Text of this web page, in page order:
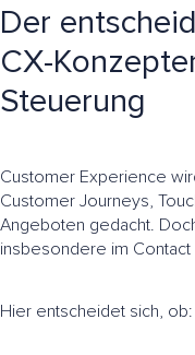
Der
CX-
Steuerung
Customer Experience
Customer Journeys,
Angeboten gedacht.
insbesondere im
Hier entscheidet sich, ob: